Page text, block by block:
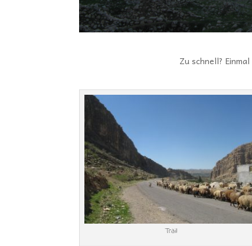
Zu schnell? Einmal
Trail